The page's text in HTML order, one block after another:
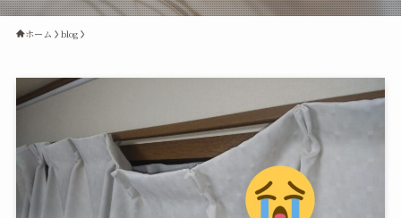
ホーム blog